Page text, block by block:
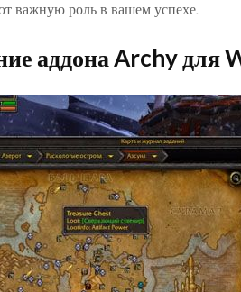
важную роль в вашем успехе.
аддона Archy для